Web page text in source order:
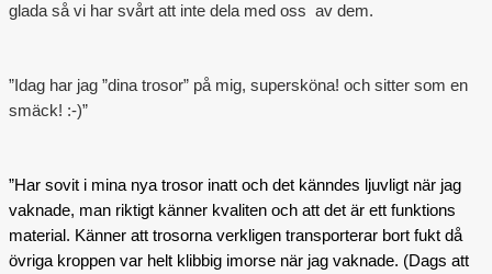
Barn
Om produkterna
Erbjudanden
Outlet
glada så vi har svårt att inte dela med oss av dem.
”Idag har jag ”dina trosor” på mig, supersköna! och sitter som en
smäck! :-)”
”Har sovit i mina nya trosor inatt och det känndes ljuvligt när jag
vaknade, man riktigt känner kvaliten och att det är ett funktions
material. Känner att trosorna verkligen transporterar bort fukt då
övriga kroppen var helt klibbig imorse när jag vaknade. (Dags att